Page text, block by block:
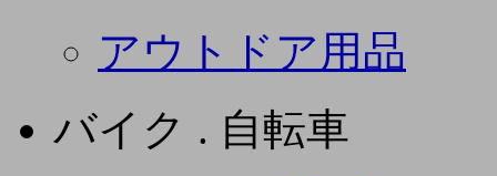
アウトドア用品
バイク . 自転車